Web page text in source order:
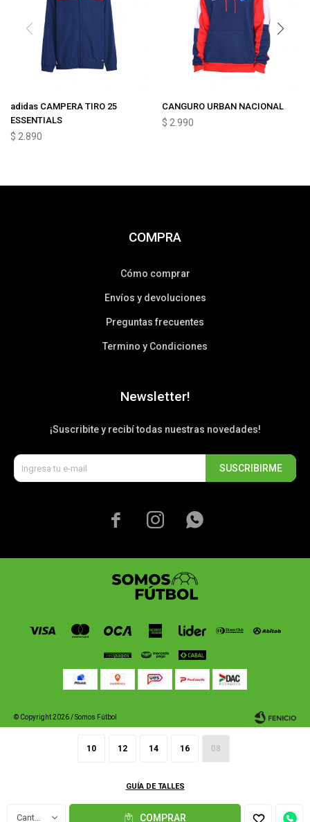
10 12 14 16 08
GUÍA DE TALLES
COMPRAR
adidas CAMPERA TIRO 25
ESSENTIALS
$ 2.890
CANGURO URBAN NACIONAL
$ 2.990
COMPRA
Cómo comprar
Envíos y devoluciones
Preguntas frecuentes
Termino y Condiciones
Newsletter!
¡Suscribite y recibí todas nuestras novedades!
SUSCRIBIRME
  
© Copyright 2026 / Somos Fútbol